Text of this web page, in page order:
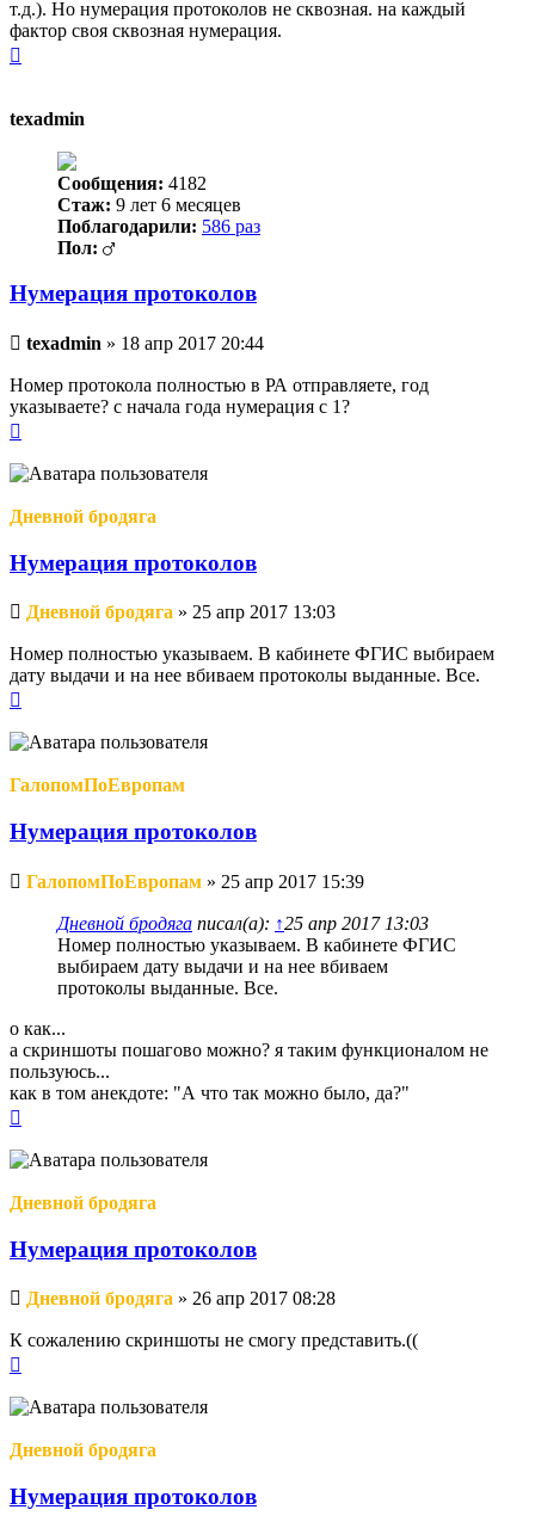
т.д.). Но нумерация протоколов не сквозная. на каждый
фактор своя сквозная нумерация.
texadmin
Сообщения: 4182
Стаж: 9 лет 6 месяцев
Поблагодарили: 586 раз
Пол:
Нумерация протоколов
Непрочитанное
texadmin » 18 апр 2017 20:44
Номер протокола полностью в РА отправляете, год
указываете? с начала года нумерация с 1?
началу
Дневной бродяга
Нумерация протоколов
Непрочитанное
Дневной бродяга » 25 апр 2017 13:03
Номер полностью указываем. В кабинете ФГИС выбираем
дату выдачи и на нее вбиваем протоколы выданные. Все.
началу
ГалопомПоЕвропам
Нумерация протоколов
Непрочитанное
ГалопомПоЕвропам » 25 апр 2017 15:39
Дневной бродяга писал(а): ↑25 апр 2017 13:03
Номер полностью указываем. В кабинете ФГИС
выбираем дату выдачи и на нее вбиваем
протоколы выданные. Все.
о как...
а скриншоты пошагово можно? я таким функционалом не
пользуюсь...
как в том анекдоте: "А что так можно было, да?"
началу
Дневной бродяга
Нумерация протоколов
Непрочитанное
сообщение
Дневной бродяга » 26 апр 2017 08:28
К сожалению скриншоты не смогу представить.((
началу
Дневной бродяга
Нумерация протоколов